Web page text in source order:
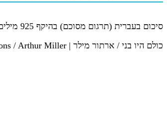
סיכום בעברית (תרגום מסוכם) בהיקף 925 מילים, של המחזה:
כולם היו בני / ארתור מילר | All my sons / Arthur Miller